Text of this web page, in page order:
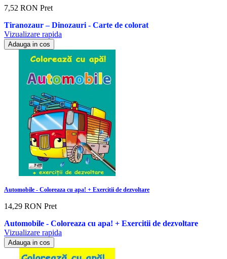
7,52 RON Pret
Tiranozaur – Dinozauri - Carte de colorat
Vizualizare rapida
Adauga in cos
Automobile - Coloreaza cu apa! + Exercitii de dezvoltare
14,29 RON Pret
Automobile - Coloreaza cu apa! + Exercitii de dezvoltare
Vizualizare rapida
Adauga in cos